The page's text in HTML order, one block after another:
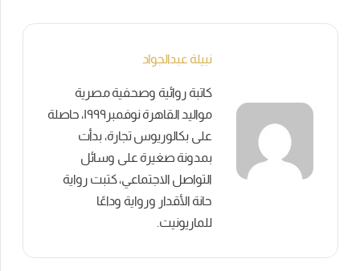
نبيلة عبدالجواد
كاتبة روائية وصحفية مصرية
مواليد القاهرة نوفمبر١٩٩٩، حاصلة
على بكالوريوس تجارة، بدأت
بمدونة صغيرة على وسائل
التواصل الاجتماعي، كتبت رواية
حانة الأقدار ورواية وداعًا
للماريونيت.